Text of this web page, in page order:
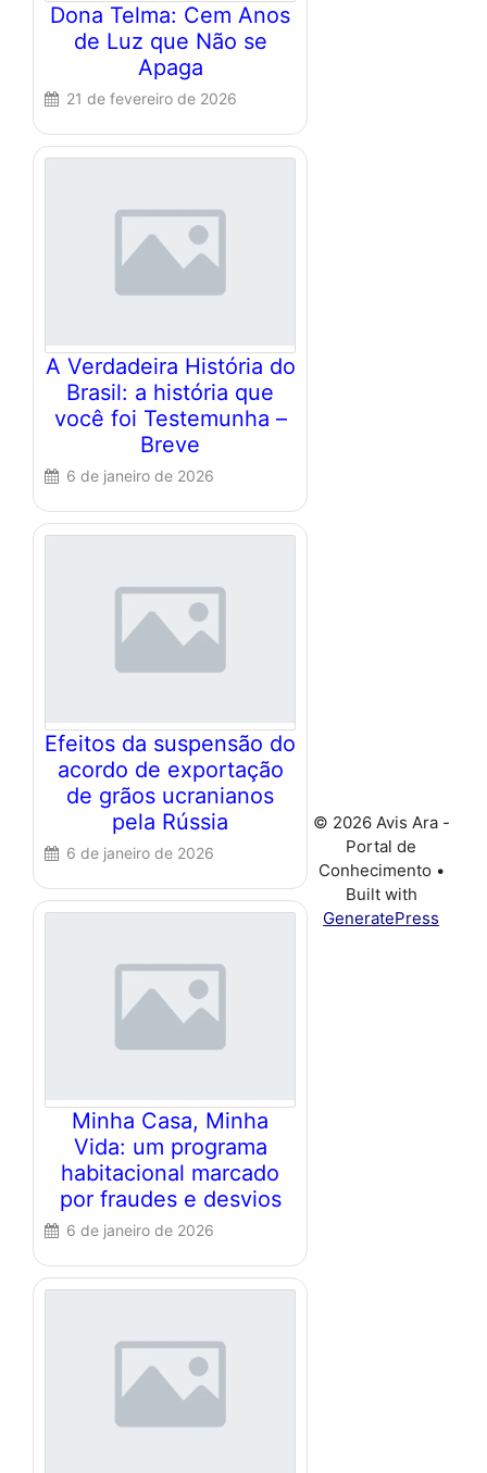
Dona Telma: Cem Anos
de Luz que Não se
Apaga
21 de fevereiro de 2026
A Verdadeira História do
Brasil: a história que
você foi Testemunha –
Breve
6 de janeiro de 2026
Efeitos da suspensão do
acordo de exportação
de grãos ucranianos
pela Rússia
6 de janeiro de 2026
Minha Casa, Minha
Vida: um programa
habitacional marcado
por fraudes e desvios
6 de janeiro de 2026
© 2026 Avis Ara -
Portal de
Conhecimento •
Built with
GeneratePress